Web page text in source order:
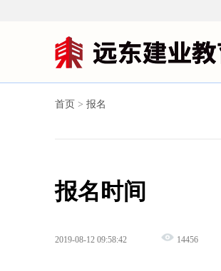
首页 > 报名
报名时间
2019-08-12 09:58:42 14456